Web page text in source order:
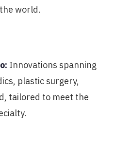
world.
Innovations spanning
plastic surgery,
tailored to meet the